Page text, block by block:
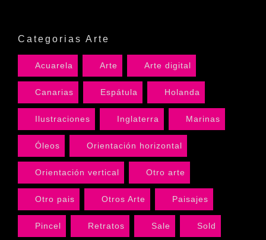
Categorias Arte
Acuarela Arte Arte digital
Canarias Espátula Holanda
Ilustraciones Inglaterra Marinas
Óleos Orientación horizontal
Orientación vertical Otro arte
Otro pais Otros Arte Paisajes
Pincel Retratos Sale Sold